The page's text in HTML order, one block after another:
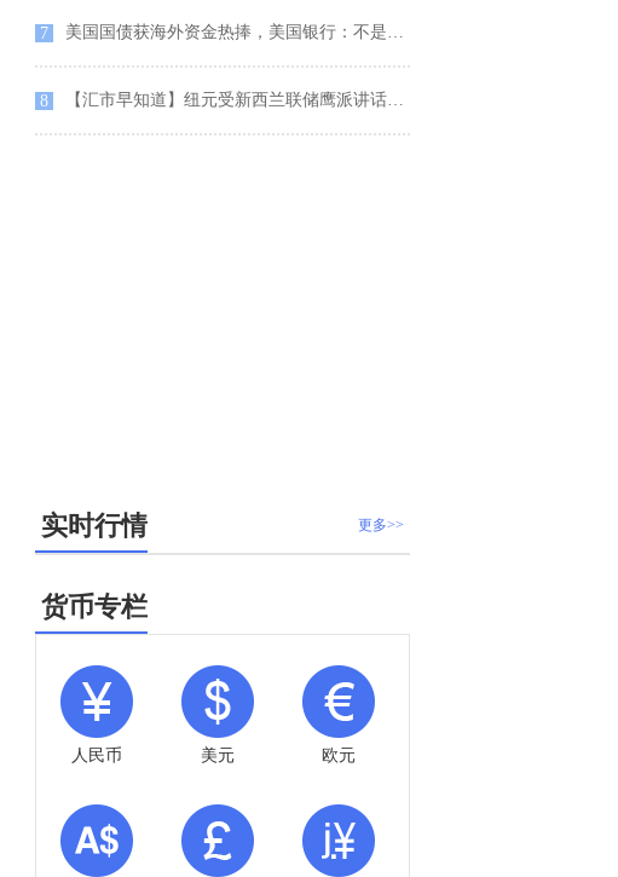
7 美国国债获海外资金热捧，美国银行：不是好兆头
8 【汇市早知道】纽元受新西兰联储鹰派讲话推升、美元指数跌破93 纳指首次突破15000点大关
更多>>
实时行情
货币专栏
人民币 美元 欧元